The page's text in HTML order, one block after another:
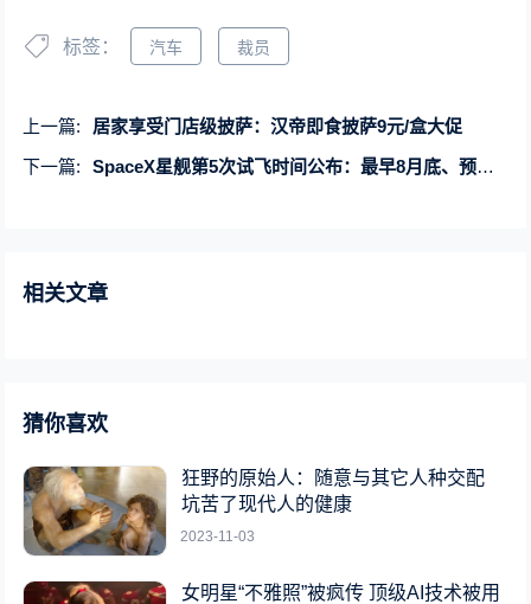
标签： 汽车 裁员
上一篇:
居家享受门店级披萨：汉帝即食披萨9元/盒大促
下一篇:
SpaceX星舰第5次试飞时间公布：最早8月底、预计成功捕获率50%
相关文章
猜你喜欢
狂野的原始人：随意与其它人种交配
坑苦了现代人的健康
2023-11-03
女明星“不雅照”被疯传 顶级AI技术被用